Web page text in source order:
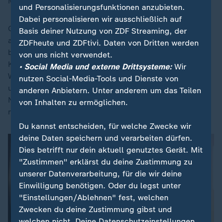
Große Medien beider Länder riefen zu Besonnenheit
auf. "Unsere Politiker sollten Weisheit und Vernunft
beweisen, nach Einigung und einem Ausweg aus der
Krise suchen", hieß es in einem Aufruf. Er wurde in
Warschau unter anderem von der "Gazeta Wyborcza"
und dem Portal "Onet.pl" veröffentlicht, in Kiew vom
Nachrichtenportal "Ukrajinska Prawda". Der Streit
nütze nur dem gemeinsamen Feind Russland, hieß es.
und Personalisierungsfunktionen anzubieten.
Dabei personalisieren wir ausschließlich auf
Basis deiner Nutzung von ZDF Streaming, der
ZDFheute und ZDFtivi. Daten von Dritten werden
von uns nicht verwendet.
• Social Media und externe Drittsysteme:Wir
nutzen Social-Media-Tools und Dienste von
anderen Anbietern. Unter anderem um das Teilen
von Inhalten zu ermöglichen.
Du kannst entscheiden, für welche Zwecke wir
deine Daten speichern und verarbeiten dürfen.
Dies betrifft nur dein aktuell genutztes Gerät. Mit
"Zustimmen" erklärst du deine Zustimmung zu
unserer Datenverarbeitung, für die wir deine
Einwilligung benötigen. Oder du legst unter
"Einstellungen/Ablehnen" fest, welchen
Zwecken du deine Zustimmung gibst und